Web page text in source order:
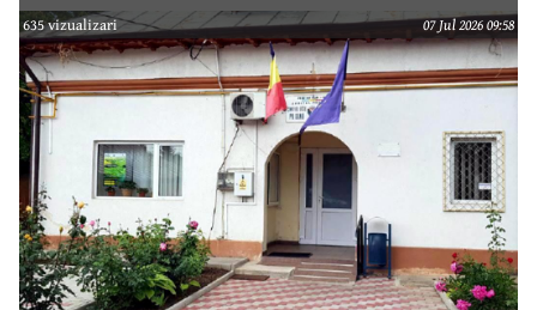
Registration" (MySMIS 335709), finanțat prin Programul Creștere
Inteligentă, Digitalizare și Instrumente Financiare 2021-2027 (PoCIDIF) din
Fondul European de Dezvoltare Regională (FEDR).
635 vizualizari 07 Jul 2026 09:58